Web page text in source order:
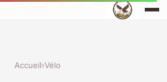
Accueil›Vélo